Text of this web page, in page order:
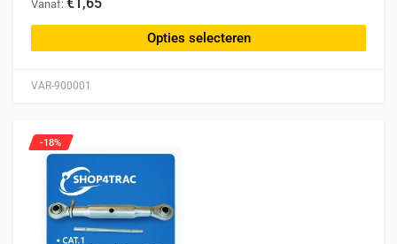
VAR-900001
Vanaf:
Opties selecteren
product
heeft
meerdere
Deze
kan
gekozen
worden
-18%